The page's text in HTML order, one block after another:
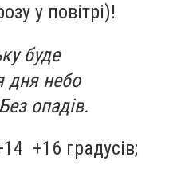
у повітрі)!
буде
дня небо
опадів.
+16 градусів;